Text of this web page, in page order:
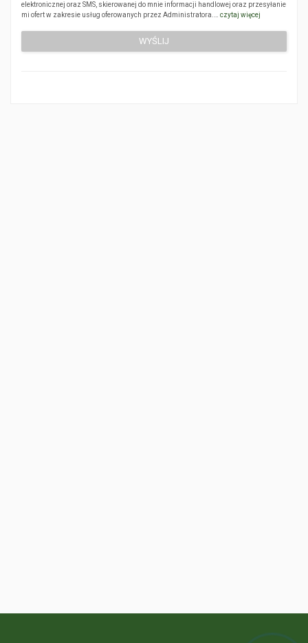
elektronicznej oraz SMS, skierowanej do mnie informacji handlowej oraz przesyłanie
mi ofert w zakresie usług oferowanych przez Administratora.… czytaj więcej